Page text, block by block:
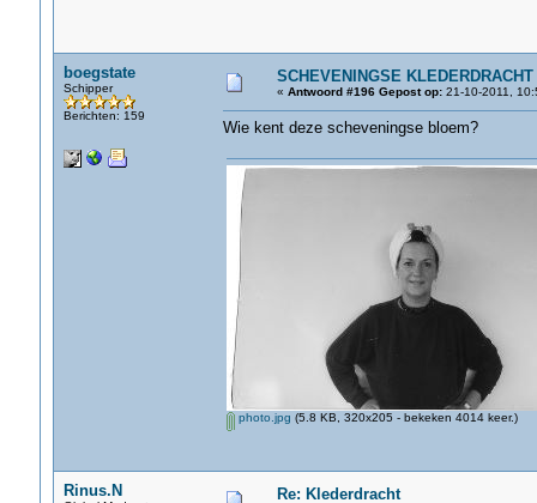
boegstate
Schipper
Berichten: 159
SCHEVENINGSE KLEDERDRACHT
« Antwoord #196 Gepost op:21-10-2011,
Wie kent deze scheveningse bloem?
photo.jpg (5.8 KB, 320x205 - bekeken 4014 keer.)
Rinus.N Re: Klederdracht